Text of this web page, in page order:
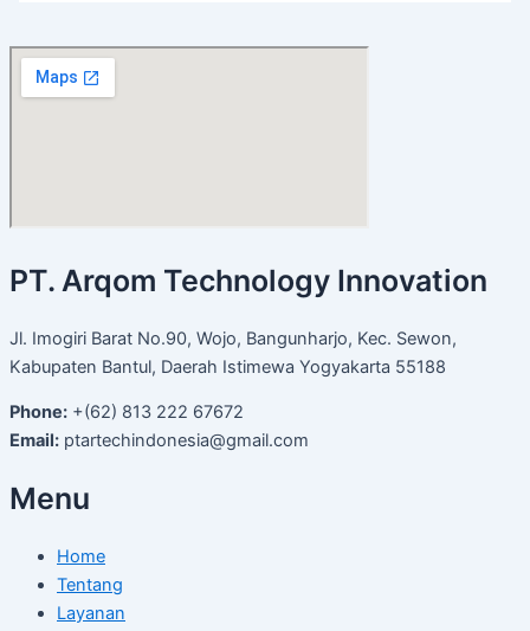
PT. Arqom Technology Innovation
Jl. Imogiri Barat No.90, Wojo, Bangunharjo, Kec. Sewon,
Kabupaten Bantul, Daerah Istimewa Yogyakarta 55188
Phone: +(62) 813 222 67672
Email: ptartechindonesia@gmail.com
Menu
Home
Tentang
Layanan